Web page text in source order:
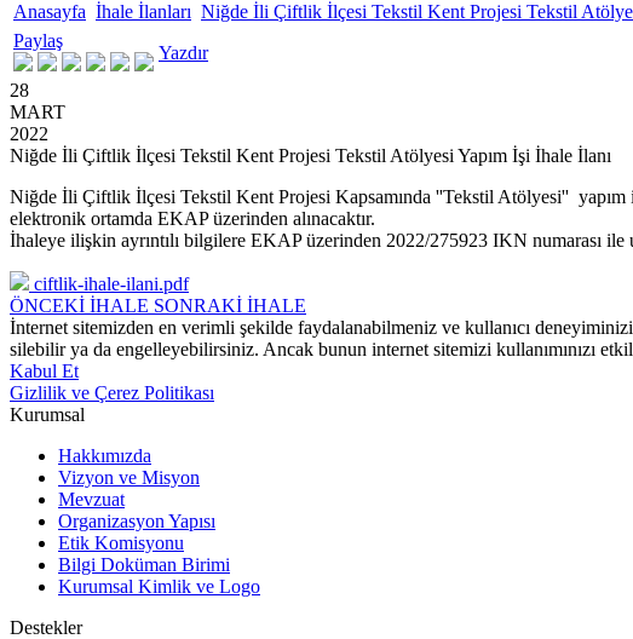
Anasayfa İhale İlanları Niğde İli Çiftlik İlçesi Tekstil Kent Projesi Tekstil
Paylaş
Yazdır
28
MART
2022
Niğde İli Çiftlik İlçesi Tekstil Kent Projesi Tekstil Atölyesi Yapım İşi İhale İlanı
Niğde İli Çiftlik İlçesi Tekstil Kent Projesi Kapsamında ''Tekstil Atölyesi'' yapım
elektronik ortamda EKAP üzerinden alınacaktır.
İhaleye ilişkin ayrıntılı bilgilere EKAP üzerinden 2022/275923 IKN numarası ile
ciftlik-ihale-ilani.pdf
ÖNCEKİ İHALE SONRAKİ İHALE
İnternet sitemizden en verimli şekilde faydalanabilmeniz ve kullanıcı
silebilir ya da engelleyebilirsiniz. Ancak bunun internet sitemizi kullanımınızı
Kabul Et
Gizlilik ve Çerez Politikası
Kurumsal
Hakkımızda
Vizyon ve Misyon
Mevzuat
Organizasyon Yapısı
Etik Komisyonu
Bilgi Doküman Birimi
Kurumsal Kimlik ve Logo
Destekler